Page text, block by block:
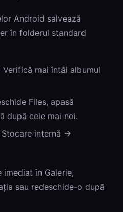
Android salvează
în folderul standard
Verifică mai întâi albumul
Files, apasă
după cele mai noi.
Stocare internă →
imediat în Galerie,
sau redeschide-o după